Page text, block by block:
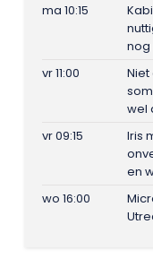
ma 10:15
nog
vr 11:00
wel
vr 09:15
Iris
en
wo 16:00